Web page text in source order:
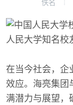
佚名
在当今社会，企
效应。海亮集团
满潜力与展望，